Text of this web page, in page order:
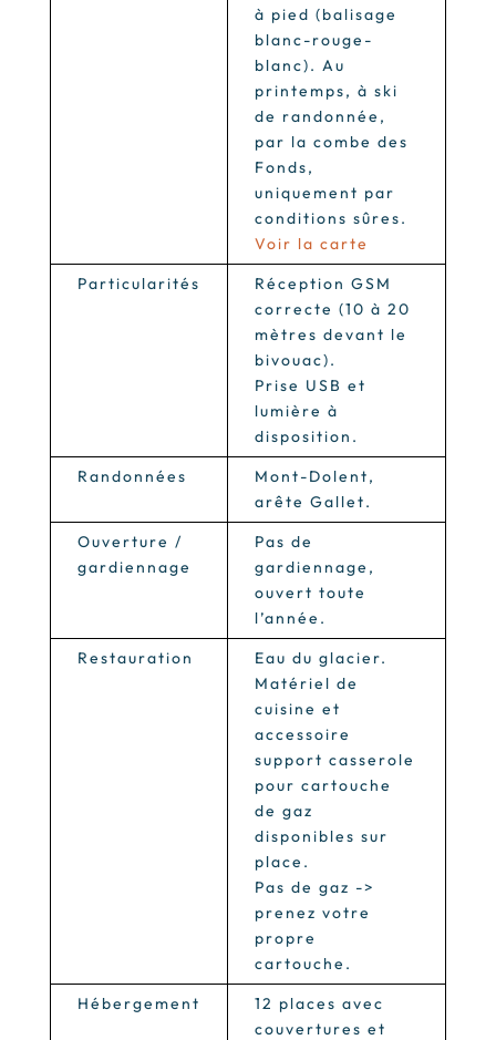
à pied (balisage
blanc-rouge-
blanc). Au
printemps, à ski
de randonnée,
par la combe des
Fonds,
uniquement par
conditions sûres.
Voir la carte
Particularités
Réception GSM
correcte (10 à 20
mètres devant le
bivouac).
Prise USB et
lumière à
disposition.
Randonnées
Mont-Dolent,
arête Gallet.
Ouverture /
gardiennage
Pas de
gardiennage,
ouvert toute
l’année.
Restauration
Eau du glacier.
Matériel de
cuisine et
accessoire
support casserole
pour cartouche
de gaz
disponibles sur
place.
Pas de gaz ->
prenez votre
propre
cartouche.
Hébergement
12 places avec
couvertures et